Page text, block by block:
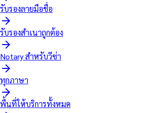
รับรองลายมือชื่อ
รับรองสำเนาถูกต้อง
Notary สำหรับวีซ่า
ทุกภาษา
พื้นที่ให้บริการทั้งหมด